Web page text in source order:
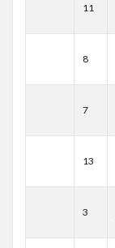
11
8
7
13
3